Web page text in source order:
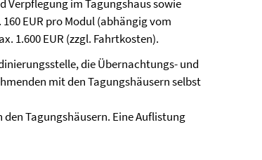
Verpflegung im Tagungshaus sowie
EUR pro Modul (abhängig vom
1.600 EUR (zzgl. Fahrtkosten).
die Übernachtungs- und
mit den Tagungshäusern selbst
Tagungshäusern. Eine Auflistung